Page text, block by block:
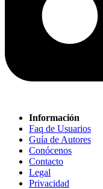
Información
Faq de Usuarios
Guía de Autores
Conócenos
Contacto
Legal
Privacidad